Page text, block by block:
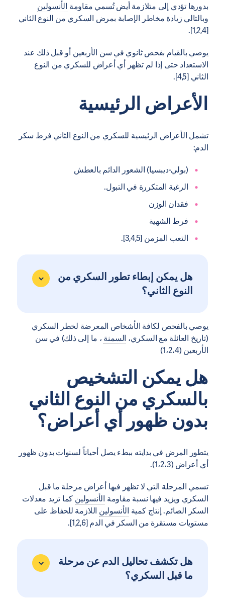
بدورها تؤدي إلى متلازمة أيض تُسمي مقاومة الأنسولين
وبالتالي زيادة مخاطر الإصابة بمرض السكري من النوع الثاني
[1,2,4].
يوصي بالقيام بفحص ثانوي في سن الأربعين أو قبل ذلك عند
الاستعداد حتى إذا لم تظهر أي أعراض للسكري من النوع
الثاني [4,5].
الأعراض الرئيسية
تشمل الأعراض الرئيسية للسكري من النوع الثاني فرط سكر
الدم:
(بولي-ديبسيا) الشعور الدائم بالعطش
الرغبة المتكررة في التبول.
فقدان الوزن
فرط الشهية
التعب المزمن [3,4,5].
هل يمكن إبطاء تطور السكري من
النوع الثاني؟
يوصي بالفحص لكافة الأشخاص المعرضة لخطر السكري
(تاريخ العائلة مع السكري، السمنة ، ما إلى ذلك) في سن
الأربعين (1،2،4)
هل يمكن التشخيص
بالسكري من النوع الثاني
بدون ظهور أي أعراض؟
يتطور المرض في بدايته ببطء يصل أحياناً لسنوات بدون ظهور
أي أعراض (1،2،3).
تسمي المرحلة التي لا تظهر فيها أعراض مرحلة ما قبل
السكري ويزيد فيها نسبة مقاومة الأنسولين كما تزيد معدلات
السكر الصائم. إنتاج كمية الأنسولين اللازمة للحفاظ على
مستويات مستقرة من السكر في الدم [1,2,6].
هل تكشف تحاليل الدم عن مرحلة
ما قبل السكري؟